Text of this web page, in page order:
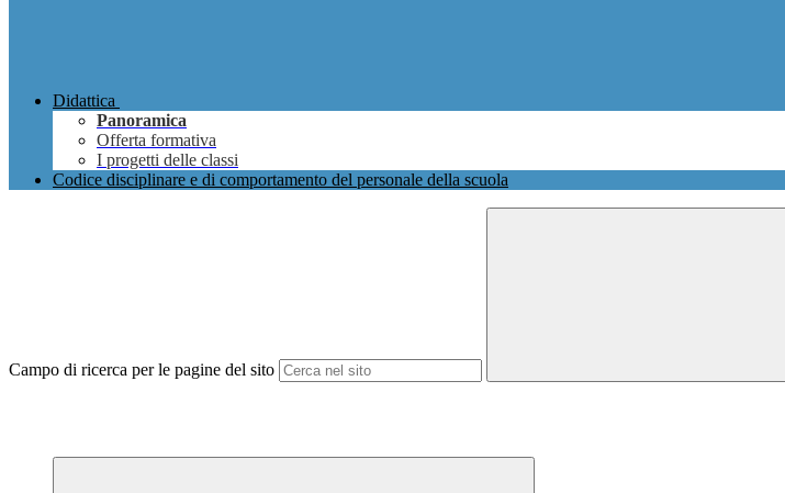
Didattica
Panoramica
Offerta formativa
I progetti delle classi
Codice disciplinare e di comportamento del personale della scuola
Campo di ricerca per le pagine del sito